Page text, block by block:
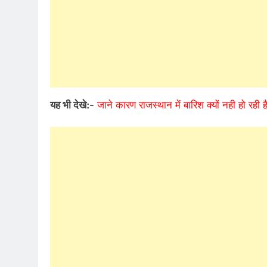
यह भी देखे:- जाने कारण राजस्थान में बारिश क्यों नही हो रही